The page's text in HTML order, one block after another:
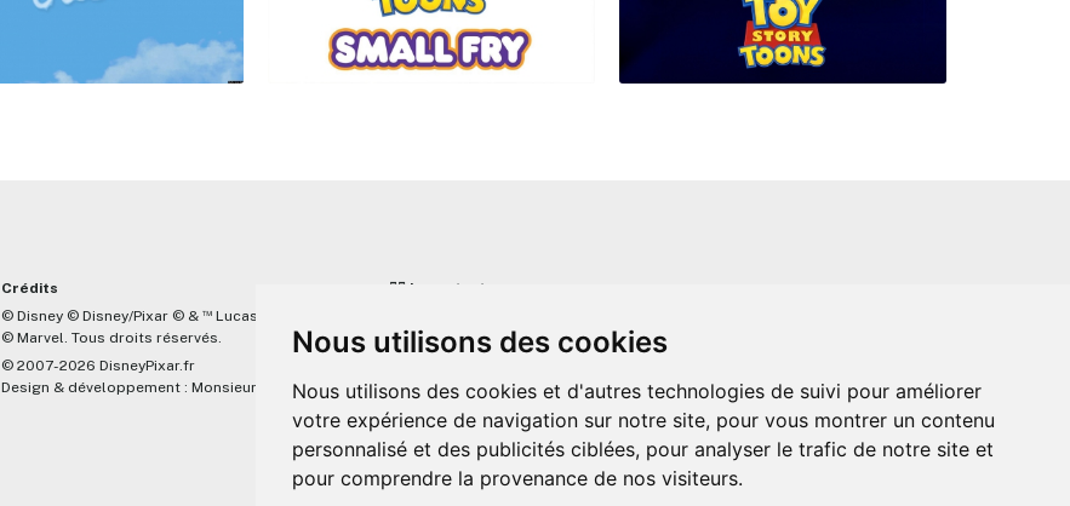
Nous utilisons des cookies
Nous utilisons des cookies et d'autres technologies de suivi pour améliorer
votre expérience de navigation sur notre site, pour vous montrer un contenu
personnalisé et des publicités ciblées, pour analyser le trafic de notre site et
pour comprendre la provenance de nos visiteurs.
Crédits
© Disney © Disney/Pixar © & ™ Lucasfilm LTD
© Marvel. Tous droits réservés.
© 2007-2026 DisneyPixar.fr
Design & développement : MonsieurPaul
☝🏼 Important
lié de quelque manière que ce soit avec The Walt Disney
associés. Toute demande adressée aux studios Disney ou
Pixar sera ignorée. Merci de votre compréhension.